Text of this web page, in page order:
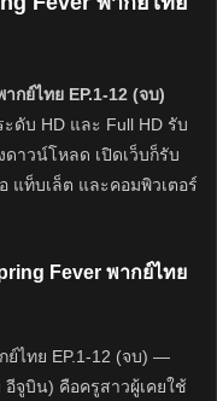
กย์ไทย EP.1-12 (จบ)
ดับ HD และ Full HD รับ
าวน์โหลด เปิดเว็บก็รับ
แท็บเล็ต และคอมพิวเตอร์
Fever พากย์ไทย
ย์ไทย EP.1-12 (จบ) —
จูบิน) คือครูสาวผู้เคยใช้